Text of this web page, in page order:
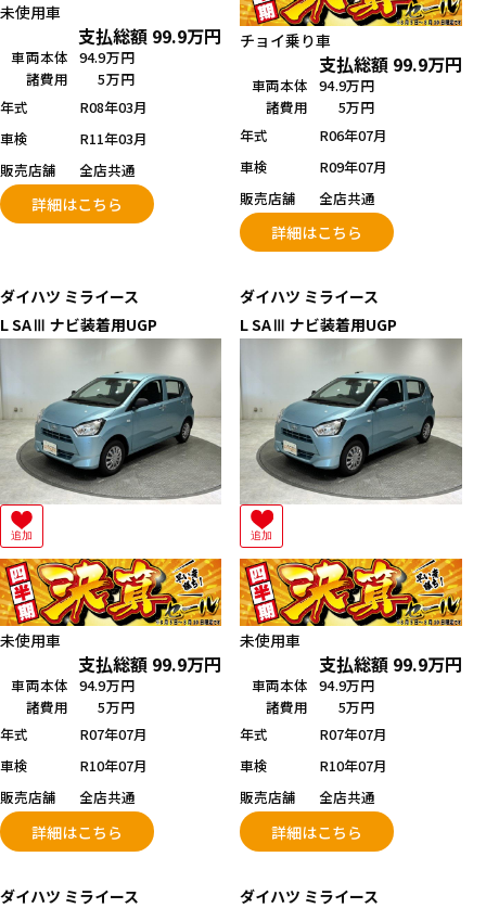
未使用車
支払総額 99.9万円
車両本体 94.9万円
諸費用
5万円
年式
R08年03月
車検
R11年03月
販売店舗
全店共通
詳細はこちら
チョイ乗り車
支払総額 99.9万円
車両本体 94.9万円
諸費用
5万円
年式
R06年07月
車検
R09年07月
販売店舗
全店共通
詳細はこちら
ダイハツ ミライース
L SAⅢ ナビ装着用UGP
追加
未使用車
支払総額 99.9万円
車両本体 94.9万円
諸費用
5万円
年式
R07年07月
車検
R10年07月
販売店舗
全店共通
詳細はこちら
ダイハツ ミライース
L SAⅢ ナビ装着用UGP
追加
未使用車
支払総額 99.9万円
車両本体 94.9万円
諸費用
5万円
年式
R07年07月
車検
R10年07月
販売店舗
全店共通
詳細はこちら
ダイハツ ミライース
ダイハツ ミライース